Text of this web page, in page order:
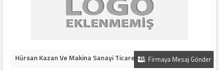
Firmaya Mesaj Gönder
Hürsan Kazan Ve Makina Sanayi Ticaret Aş.